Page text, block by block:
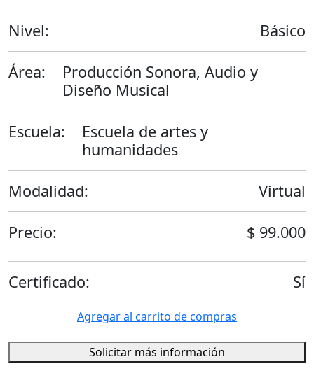
Nivel: Básico
Área:
Producción Sonora, Audio y
Diseño Musical
Escuela:
Escuela de artes y
humanidades
Modalidad: Virtual
Precio: $ 99.000
Certificado: Sí
Agregar al carrito de compras
Solicitar más información